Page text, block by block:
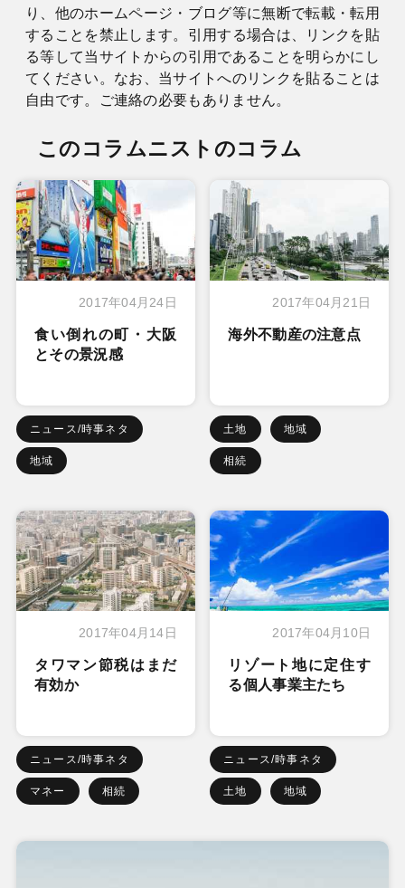
り、他のホームページ・ブログ等に無断で転載・転用
することを禁止します。引用する場合は、リンクを貼
る等して当サイトからの引用であることを明らかにし
てください。なお、当サイトへのリンクを貼ることは
自由です。ご連絡の必要もありません。
このコラムニストのコラム
2017年04月24日
食い倒れの町・大阪
とその景況感
ニュース/時事ネタ
地域
2017年04月21日
海外不動産の注意点
土地 地域
相続
2017年04月14日
タワマン節税はまだ
有効か
ニュース/時事ネタ
マネー 相続
2017年04月10日
リゾート地に定住す
る個人事業主たち
ニュース/時事ネタ
土地 地域